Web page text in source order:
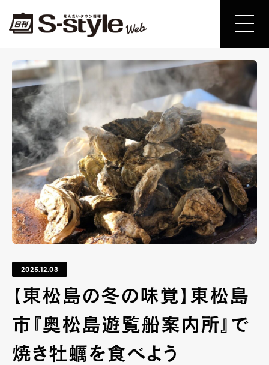
2025.12.03
【東松島の冬の味覚】東松島
市『奥松島遊覧船案内所』で
焼き牡蠣を食べよう